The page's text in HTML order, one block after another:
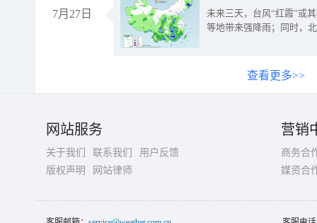
7月27日
未来三天，台风“红霞”或
等地带来强降雨；同时，
查看更多>>
网站服务
关于我们 联系我们
用户反馈
版权声明
网站律师
营销
商务合
媒资合